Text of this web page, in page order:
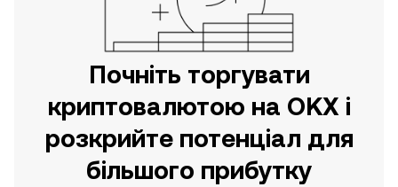
Почніть торгувати
криптовалютою на OKX і
розкрийте потенціал для
більшого прибутку